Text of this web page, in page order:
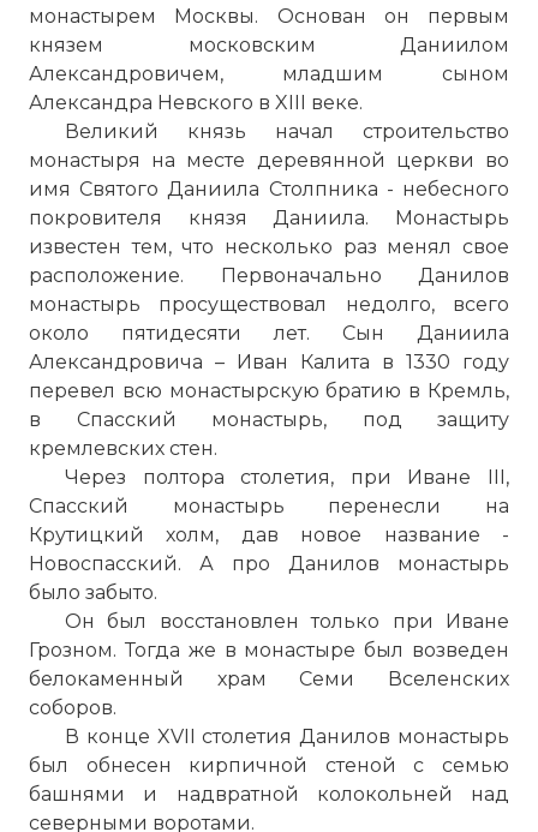
монастырем Москвы. Основан он первым
князем московским Даниилом
Александровичем, младшим сыном
Александра Невского в XIII веке.
Великий князь начал строительство
монастыря на месте деревянной церкви во
имя Святого Даниила Столпника - небесного
покровителя князя Даниила. Монастырь
известен тем, что несколько раз менял свое
расположение. Первоначально Данилов
монастырь просуществовал недолго, всего
около пятидесяти лет. Сын Даниила
Александровича – Иван Калита в 1330 году
перевел всю монастырскую братию в Кремль,
в Спасский монастырь, под защиту
кремлевских стен.
Через полтора столетия, при Иване III,
Спасский монастырь перенесли на
Крутицкий холм, дав новое название -
Новоспасский. А про Данилов монастырь
было забыто.
Он был восстановлен только при Иване
Грозном. Тогда же в монастыре был возведен
белокаменный храм Семи Вселенских
соборов.
В конце XVII столетияДанилов монастырь
был обнесен кирпичной стеной с семью
башнями и надвратной колокольней над
северными воротами.